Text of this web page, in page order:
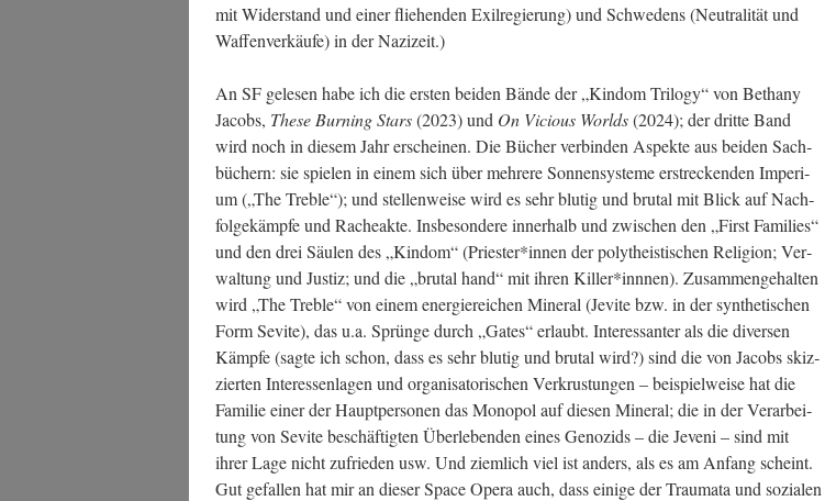
mit Wider­stand und einer flie­hen­den Exil­re­gie­rung) und Schwe­dens (Neu­tra­li­tät und
Waf­fen­ver­käu­fe) in der Nazizeit.)
An SF gele­sen habe ich die ers­ten bei­den Bän­de der „Kin­dom Tri­lo­gy“ von Betha­ny
Jacobs, The­se Bur­ning Stars(2023) und On Vicious Worlds(2024); der drit­te Band
wird noch in die­sem Jahr erschei­nen. Die Bücher ver­bin­den Aspek­te aus bei­den Sach­
bü­chern: sie spie­len in einem sich über meh­re­re Son­nen­sys­te­me erstre­cken­den Impe­ri­
um („The Treb­le“); und stel­len­wei­se wird es sehr blu­tig und bru­tal mit Blick auf Nach­
fol­ge­kämp­fe und Rache­ak­te. Ins­be­son­de­re inner­halb und zwi­schen den „First Fami­lies“
und den drei Säu­len des „Kin­dom“ (Priester*innen der poly­the­is­ti­schen Reli­gi­on; Ver­
wal­tung und Jus­tiz; und die „bru­tal hand“ mit ihren Killer*innnen). Zusam­men­ge­hal­ten
wird „The Treb­le“ von einem ener­gie­rei­chen Mine­ral (Jevi­te bzw. in der syn­the­ti­schen
Form Sevi­te), das u.a. Sprün­ge durch „Gates“ erlaubt. Inter­es­san­ter als die diver­sen
Kämp­fe (sag­te ich schon, dass es sehr blu­tig und bru­tal wird?) sind die von Jacobs skiz­
zier­ten Inter­es­sen­la­gen und orga­ni­sa­to­ri­schen Ver­krus­tun­gen – bei­spiel­wei­se hat die
Fami­lie einer der Haupt­per­so­nen das Mono­pol auf die­sen Mine­ral; die in der Ver­ar­bei­
tung von Sevi­te beschäf­tig­ten Über­le­ben­den eines Geno­zids – die Jeve­ni – sind mit
ihrer Lage nicht zufrie­den usw. Und ziem­lich viel ist anders, als es am Anfang scheint.
Gut gefal­len hat mir an die­ser Space Ope­ra auch, dass eini­ge der Trau­ma­ta und sozia­len